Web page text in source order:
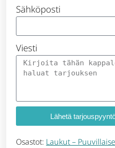
Sähköposti
Viesti
Lähetä
Osastot: Laukut –